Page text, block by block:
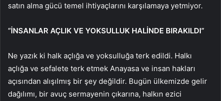
satın alma gücü temel ihtiyaçlarını karşılamaya yetmiyor.
“İNSANLAR AÇLIK VE YOKSULLUK HALİNDE BIRAKILDI”
Ne yazık ki halk açlığa ve yoksulluğa terk edildi. Halkı
açlığa ve sefalete terk etmek Anayasa ve insan hakları
açısından alışılmış bir şey değildir. Bugün ülkemizde gelir
dağılımı, bir avuç sermayenin çıkarına, halkın ezici